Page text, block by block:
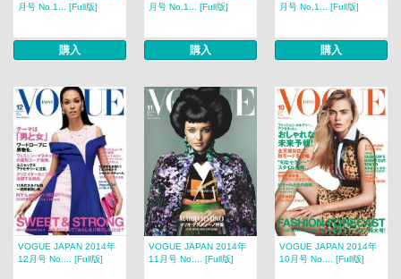
月号 No.1... [Full版]
購入
月号 No.1... [Full版]
購入
月号 No.1... [Full版]
購入
VOGUE JAPAN 2014年
12月号 No.... [Full版]
VOGUE JAPAN 2014年
11月号 No.... [Full版]
VOGUE JAPAN 2014年
10月号 No.... [Full版]